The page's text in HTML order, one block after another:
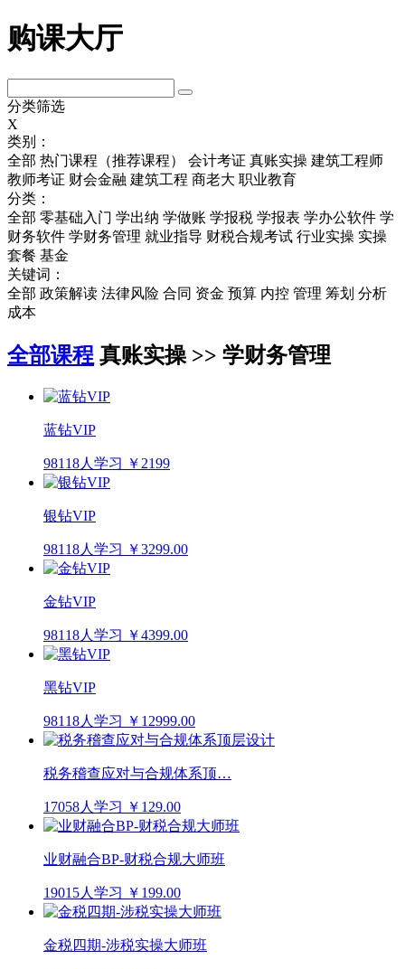
购课大厅
分类筛选
X
类别：
全部 热门课程（推荐课程） 会计考证 真账实操 建筑工程师
教师考证 财会金融 建筑工程 商老大 职业教育
分类：
全部 零基础入门 学出纳 学做账 学报税 学报表 学办公软件 学
财务软件 学财务管理 就业指导 财税合规考试 行业实操 实操
套餐 基金
关键词：
全部 政策解读 法律风险 合同 资金 预算 内控 管理 筹划 分析
成本
全部课程 真账实操 >> 学财务管理
蓝钻VIP
98118人学习 ￥2199
银钻VIP
98118人学习 ￥3299.00
金钻VIP
98118人学习 ￥4399.00
黑钻VIP
98118人学习 ￥12999.00
税务稽查应对与合规体系顶…
17058人学习 ￥129.00
业财融合BP-财税合规大师班
19015人学习 ￥199.00
金税四期-涉税实操大师班